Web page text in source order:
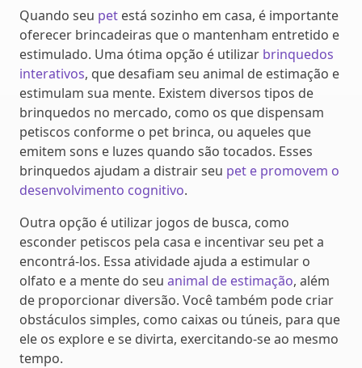
Quando seu pet está sozinho em casa, é importante
oferecer brincadeiras que o mantenham entretido e
estimulado. Uma ótima opção é utilizar brinquedos
interativos, que desafiam seu animal de estimação e
estimulam sua mente. Existem diversos tipos de
brinquedos no mercado, como os que dispensam
petiscos conforme o pet brinca, ou aqueles que
emitem sons e luzes quando são tocados. Esses
brinquedos ajudam a distrair seu pet e promovem o
desenvolvimento cognitivo.
Outra opção é utilizar jogos de busca, como
esconder petiscos pela casa e incentivar seu pet a
encontrá-los. Essa atividade ajuda a estimular o
olfato e a mente do seu animal de estimação, além
de proporcionar diversão. Você também pode criar
obstáculos simples, como caixas ou túneis, para que
ele os explore e se divirta, exercitando-se ao mesmo
tempo.